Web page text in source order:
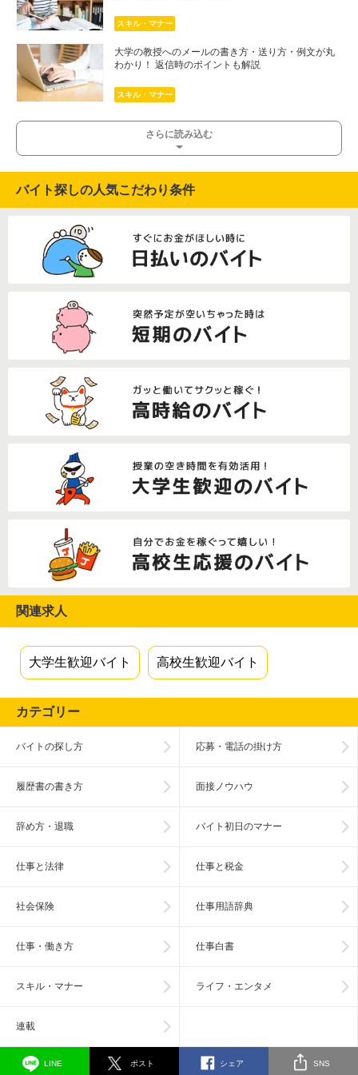
スキル・マナー
大学の教授へのメールの書き方・送り方・例文が丸
わかり！ 返信時のポイントも解説
スキル・マナー
さらに読み込む
バイト探しの人気こだわり条件
関連求人
大学生歓迎バイト 高校生歓迎バイト
カテゴリー
バイトの探し方 応募・電話の掛け方
履歴書の書き方 面接ノウハウ
辞め方・退職 バイト初日のマナー
仕事と法律 仕事と税金
社会保険 仕事用語辞典
仕事・働き方 仕事白書
スキル・マナー ライフ・エンタメ
連載
LINE ポスト シェア SNS